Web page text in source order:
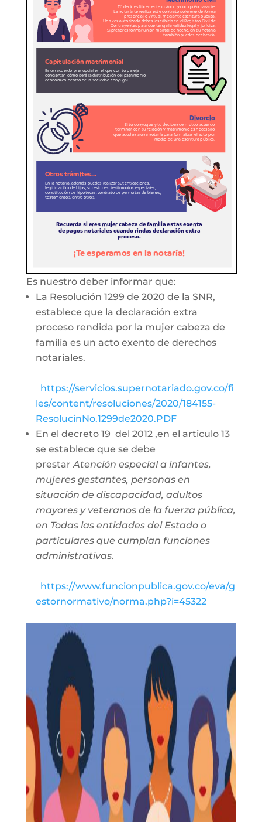
Es nuestro deber informar que:
La Resolución 1299 de 2020 de la SNR,
establece que la declaración extra
proceso rendida por la mujer cabeza de
familia es un acto exento de derechos
notariales.
https://servicios.supernotariado.gov.co/fi
les/content/resoluciones/2020/184155-
ResolucinNo.1299de2020.PDF
En el decreto 19 del 2012 ,en el articulo 13
se establece que se debe
prestarAtención especial a infantes,
mujeres gestantes, personas en
situación de discapacidad, adultos
mayores y veteranos de la fuerza pública,
en Todas las entidades del Estado o
particulares que cumplan funciones
administrativas.
https://www.funcionpublica.gov.co/eva/g
estornormativo/norma.php?i=45322